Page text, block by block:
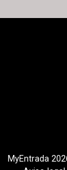
MyEntrada